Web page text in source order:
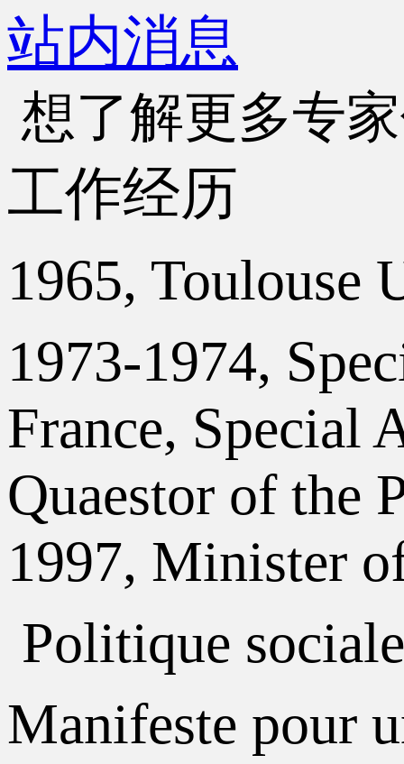
站内消息
想了解更多专
工作经历
1965,
1973-1974,
France, Special
Quaestor of the
1997, Minister
Politique
Manifeste pour